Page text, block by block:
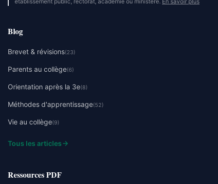
Blog
Brevet & révisions(23)
Parents au collège(6)
Orientation après la 3e(8)
Méthodes d'apprentissage(52)
Vie au collège(9)
Tous les articles
Ressources PDF